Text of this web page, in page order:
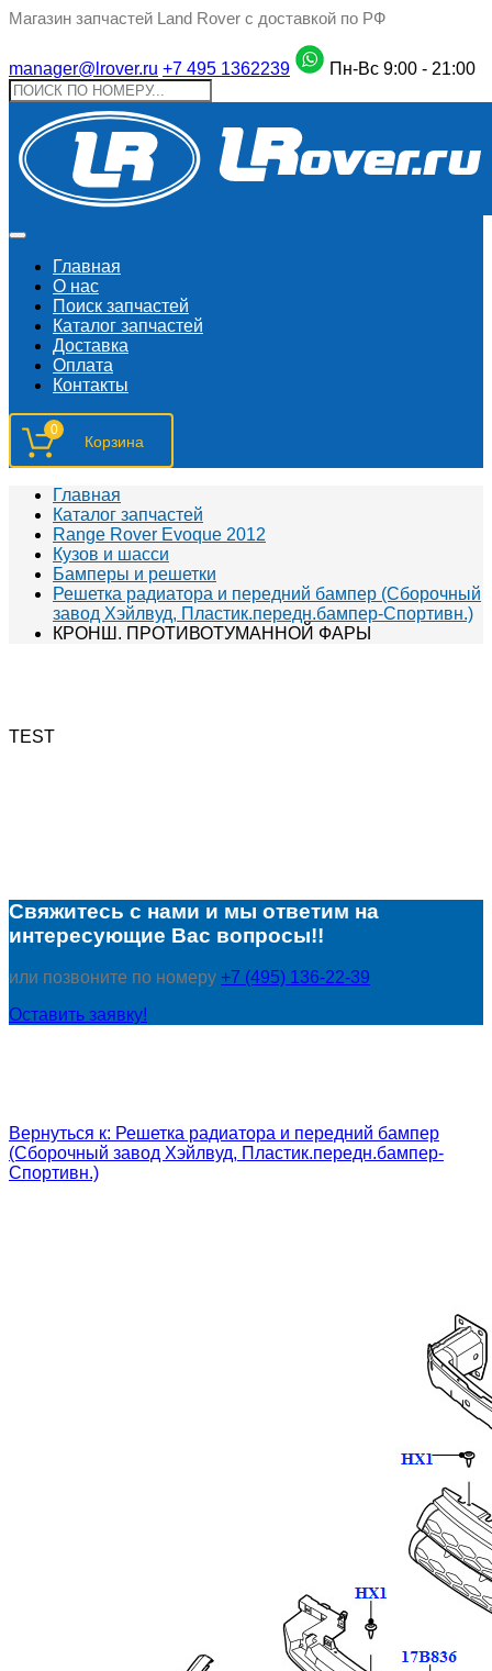
Магазин запчастей Land Rover с доставкой по РФ
manager@lrover.ru +7 495 1362239 Пн-Вс 9:00 - 21:00
Главная
О нас
Поиск запчастeй
Каталог запчастей
Доставка
Оплата
Контакты
0
Главная
Каталог запчастей
Range Rover Evoque 2012
Кузов и шасси
Бамперы и решетки
Решетка радиатора и передний бампер (Сборочный
завод Хэйлвуд, Пластик.передн.бампер-Спортивн.)
КРОНШ. ПРОТИВОТУМАННОЙ ФАРЫ
TEST
Свяжитесь с нами и мы ответим на
интересующие Вас вопросы!!
или позвоните по номеру +7 (495) 136-22-39
Оставить заявку!
Вернуться к: Решетка радиатора и передний бампер
(Сборочный завод Хэйлвуд, Пластик.передн.бампер-
Спортивн.)